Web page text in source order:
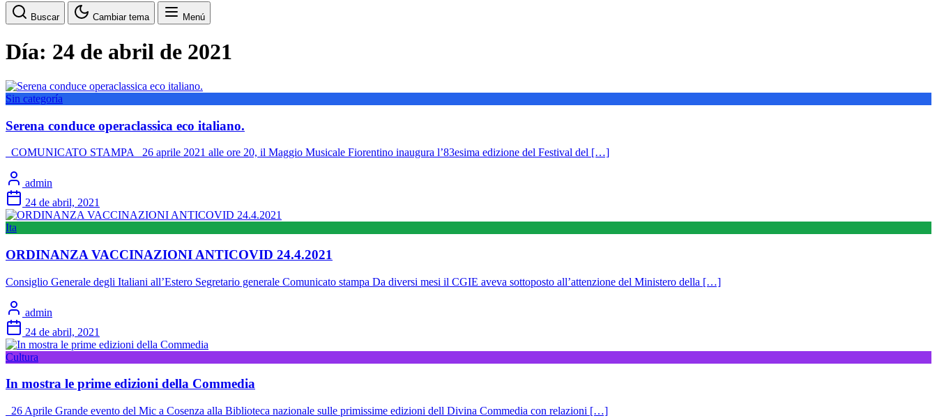
Buscar Cambiar tema Menú
Día: 24 de abril de 2021
Sin categoría
Serena conduce operaclassica eco italiano.
COMUNICATO STAMPA 26 aprile 2021 alle ore 20, il Maggio Musicale Fiorentino inaugura l’83esima edizione del Festival del […]
admin
24 de abril, 2021
Ita
ORDINANZA VACCINAZIONI ANTICOVID 24.4.2021
Consiglio Generale degli Italiani all’Estero Segretario generale Comunicato stampa Da diversi mesi il CGIE aveva sottoposto all’attenzione del Ministero della […]
admin
24 de abril, 2021
Cultura
In mostra le prime edizioni della Commedia
26 Aprile Grande evento del Mic a Cosenza alla Biblioteca nazionale sulle primissime edizioni dell Divina Commedia con relazioni […]